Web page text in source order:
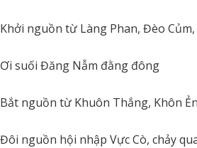
Khởi nguồn từ Làng Phan, Đèo
Ơi suối Đăng Nẫm đằng đông
Bắt nguồn từ Khuôn Thắng, Khôn
Đôi nguồn hội nhập Vực Cò, chảy